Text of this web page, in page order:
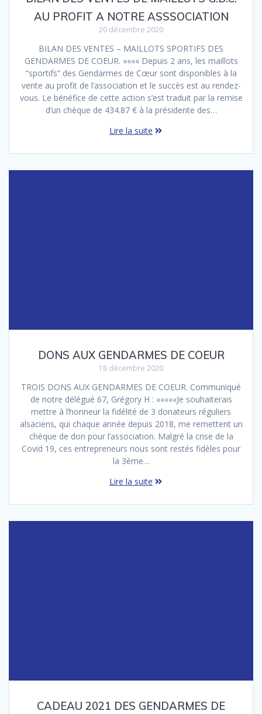
AU PROFIT A NOTRE ASSSOCIATION
20 décembre 2020
BILAN DES VENTES – MAILLOTS SPORTIFS DES
GENDARMES DE COEUR. «««« Depuis 2 ans, les maillots
“sportifs” des Gendarmes de Cœur sont disponibles à la
vente au profit de l’association et le succès est au rendez-
vous. Le bénéfice de cette action s’est traduit par la remise
d’un chèque de 434.87 € à la présidente des…
Lire la suite
DONS AUX GENDARMES DE COEUR
18 décembre 2020
TROIS DONS AUX GENDARMES DE COEUR. Communiqué
de notre délégué 67, Grégory H : «««««Je souhaiterais
mettre à l’honneur la fidélité de 3 donateurs réguliers
alsaciens, qui chaque année depuis 2018, me remettent un
chèque de don pour l’association. Malgré la crise de la
Covid 19, ces entrepreneurs nous sont restés fidèles pour
la 3ème…
Lire la suite
CADEAU 2021 DES GENDARMES DE